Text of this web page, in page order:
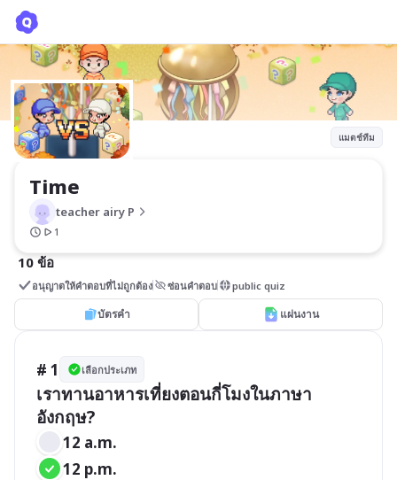
แมตช์ทีม
Time
teacher airy P
1
10 ข้อ
อนุญาตให้คำตอบที่ไม่ถูกต้อง ซ่อนคำตอบ public quiz
บัตรคำ แผ่นงาน
# 1 เลือกประเภท
เราทานอาหารเที่ยงตอนกี่โมงในภาษา
อังกฤษ?
12 a.m.
12 p.m.